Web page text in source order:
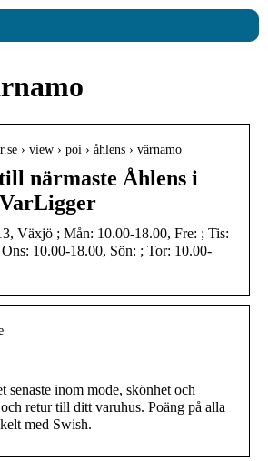
› view › poi › åhlens › värnamo
närmaste Åhlens i
Växjö ; Mån: 10.00-18.00, Fre: ; Tis:
10.00-18.00, Sön: ; Tor: 10.00-
senaste inom mode, skönhet och
retur till ditt varuhus. Poäng på alla
med Swish.